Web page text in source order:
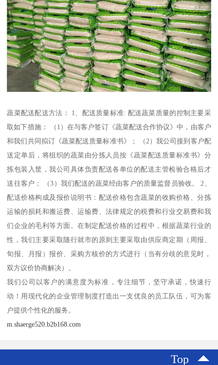
蔬菜配送配送方法： 1、配送质量标准: 配送蔬菜质量的控制主要采
取如下措施： （1）在与客户签订《蔬菜配送合作协议》中，由客户
和我们共同拟订《蔬菜配送质量标准书》； （2）我公司接到客户配
送定单后，将组织的蔬菜由分拣人员按《蔬菜配送质量标准书》分
拣包装入筐，我公司具体负责配送各单位的配送主管检验合格后才
送往客户； （3）我们配送的蔬菜经由客户的质量监督员验收。 2、
配送价格构成及报价说明书：配送价格包含蔬菜的收购价格、分拣
运输的损耗和搬运费、运输费、法律规定的税费和行业交易费和我
们企业的毛利等方面。在制定配送价格的过程中，根据蔬菜行业的
性，我们主要采取随行就市的原则主要采取由供应商定期（周报、
旬报、月报）报价、采购方核价的方式进行（当有分歧的意见时，
双方议价协商解决）。
我们公司以客户的满意度为标准，专注细节，坚守承诺，快速行
动！用现代化的企业管理制度打造出一支优良的员工队伍，可为客
户提供个性化的服务。
m.shaerge520.b2b168.com
Top